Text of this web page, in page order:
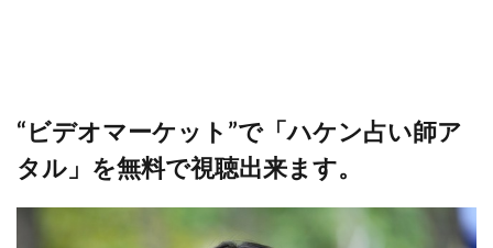
“ビデオマーケット”で「ハケン占い師ア
タル」を無料で視聴出来ます。